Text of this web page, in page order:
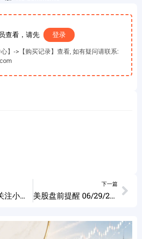
查看，请先 登录
】->【购买记录】查看, 如有疑问请联系:
美股盘后分析 关注小时级别的两个点位 个股分析 TSLA GOOG 06/28/2023
下一篇
美股盘前提醒 06/29/2023